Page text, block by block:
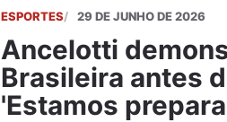
ESPORTES 29 DE JUNHO DE 2026
Ancelotti
Brasileira antes
'Estamos